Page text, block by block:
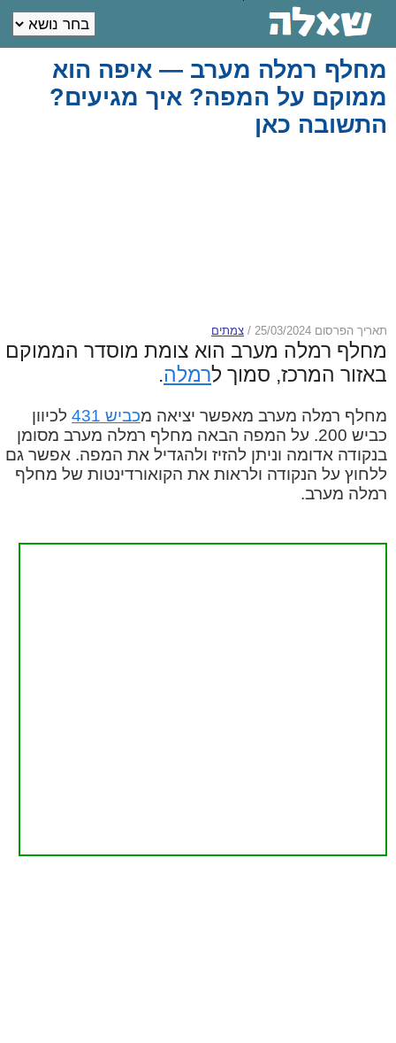
מחלף רמלה מערב — איפה הוא
ממוקם על המפה? איך מגיעים?
התשובה כאן
תאריך הפרסום 25/03/2024 / צמתים
מחלף רמלה מערב הוא צומת מוסדר הממוקם
באזור המרכז, סמוך לרמלה.
מחלף רמלה מערב מאפשר יציאה מכביש 431
לכיוון
כביש 200. על המפה הבאה מחלף רמלה מערב מסומן
בנקודה אדומה וניתן להזיז ולהגדיל את המפה. אפשר גם
ללחוץ על הנקודה ולראות את הקואורדינטות של מחלף
רמלה מערב.